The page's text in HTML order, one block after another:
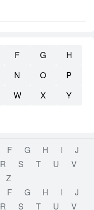
F G
H
N O
P
W X
Y
F G H I
J
R S T U
V
Z
F G H I
J
R S T U V